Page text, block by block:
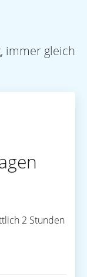
immer gleich
2 Stunden